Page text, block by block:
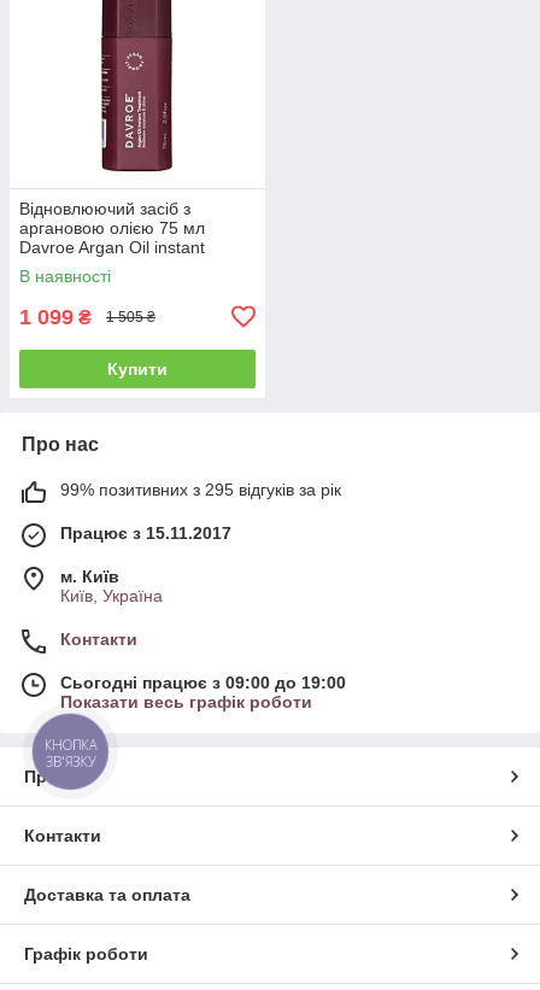
Відновлюючий засіб з
аргановою олією 75 мл
Davroe Argan Oil instant
treatment (3576)
В наявності
1 099 ₴ 1 505 ₴
Купити
Про нас
99% позитивних з 295 відгуків за рік
Працює з 15.11.2017
м. Київ
Київ, Україна
Контакти
Сьогодні працює з 09:00 до 19:00
Показати весь графік роботи
Про нас
Контакти
Доставка та оплата
Графік роботи
КНОПКА
ЗВ'ЯЗКУ